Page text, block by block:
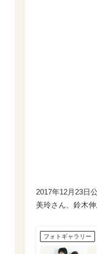
2017年12月23日
美玲さん、鈴木
フォトギャラリー